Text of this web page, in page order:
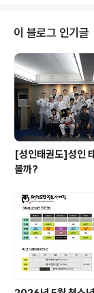
태극 5장 : 팔괘의 손(巽
고 바람의 강약에 따라
약을 조절할 수 있는 수
이 블로그 인기글
[성인태권도]성인
볼까?